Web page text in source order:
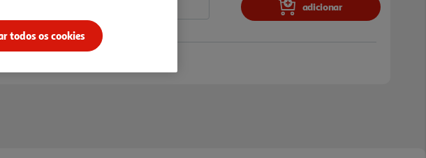
adicionar
todos os cookies